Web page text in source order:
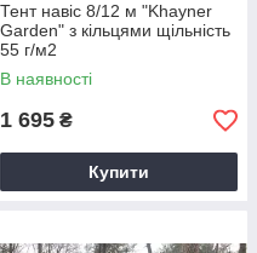
Тент навіс 8/12 м "Khayner
Garden" з кільцями щільність
55 г/м2
В наявності
1 695 ₴
Купити